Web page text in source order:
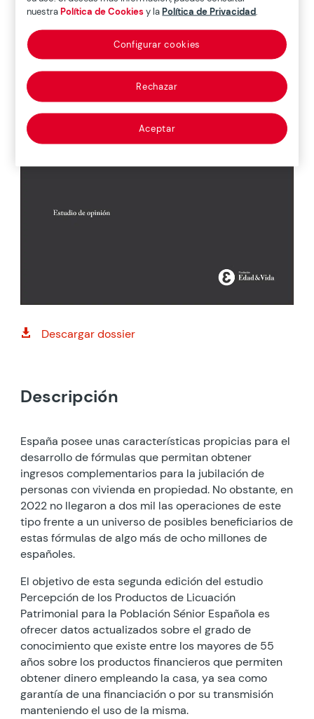
 Descargar dossier
Descripción
España posee unas características propicias para el
desarrollo de fórmulas que permitan obtener
ingresos complementarios para la jubilación de
personas con vivienda en propiedad. No obstante, en
2022 no llegaron a dos mil las operaciones de este
tipo frente a un universo de posibles beneficiarios de
estas fórmulas de algo más de ocho millones de
españoles.
El objetivo de esta segunda edición del estudio
Percepción de los Productos de Licuación
Patrimonial para la Población Sénior Española es
ofrecer datos actualizados sobre el grado de
conocimiento que existe entre los mayores de 55
años sobre los productos financieros que permiten
obtener dinero empleando la casa, ya sea como
garantía de una financiación o por su transmisión
manteniendo el uso de la misma.
nuestraPolítica de Cookiesy laPolítica de Privacidad
Rechazar
Aceptar
Configurar cookies